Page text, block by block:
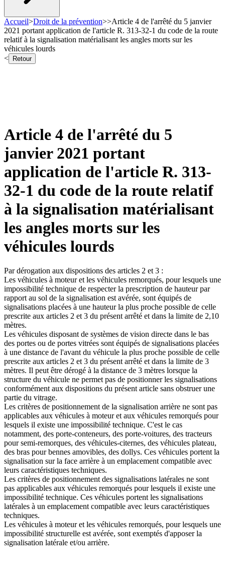
Accueil>Droit de la prévention>>Article 4 de l'arrêté du 5 janvier
2021 portant application de l'article R. 313-32-1 du code de la route
relatif à la signalisation matérialisant les angles morts sur les
véhicules lourds
<
Retour
Article 4 de l'arrêté du 5
janvier 2021 portant
application de l'article R. 313-
32-1 du code de la route relatif
à la signalisation matérialisant
les angles morts sur les
véhicules lourds
Par dérogation aux dispositions des articles 2 et 3 :
Les véhicules à moteur et les véhicules remorqués, pour lesquels une
impossibilité technique de respecter la prescription de hauteur par
rapport au sol de la signalisation est avérée, sont équipés de
signalisations placées à une hauteur la plus proche possible de celle
prescrite aux articles 2 et 3 du présent arrêté et dans la limite de 2,10
mètres.
Les véhicules disposant de systèmes de vision directe dans le bas
des portes ou de portes vitrées sont équipés de signalisations placées
à une distance de l'avant du véhicule la plus proche possible de celle
prescrite aux articles 2 et 3 du présent arrêté et dans la limite de 3
mètres. Il peut être dérogé à la distance de 3 mètres lorsque la
structure du véhicule ne permet pas de positionner les signalisations
conformément aux dispositions du présent article sans obstruer une
partie du vitrage.
Les critères de positionnement de la signalisation arrière ne sont pas
applicables aux véhicules à moteur et aux véhicules remorqués pour
lesquels il existe une impossibilité technique. C'est le cas
notamment, des porte-conteneurs, des porte-voitures, des tracteurs
pour semi-remorques, des véhicules-citernes, des véhicules plateau,
des bras pour bennes amovibles, des dollys. Ces véhicules portent la
signalisation sur la face arrière à un emplacement compatible avec
leurs caractéristiques techniques.
Les critères de positionnement des signalisations latérales ne sont
pas applicables aux véhicules remorqués pour lesquels il existe une
impossibilité technique. Ces véhicules portent les signalisations
latérales à un emplacement compatible avec leurs caractéristiques
techniques.
Les véhicules à moteur et les véhicules remorqués, pour lesquels une
impossibilité structurelle est avérée, sont exemptés d'apposer la
signalisation latérale et/ou arrière.